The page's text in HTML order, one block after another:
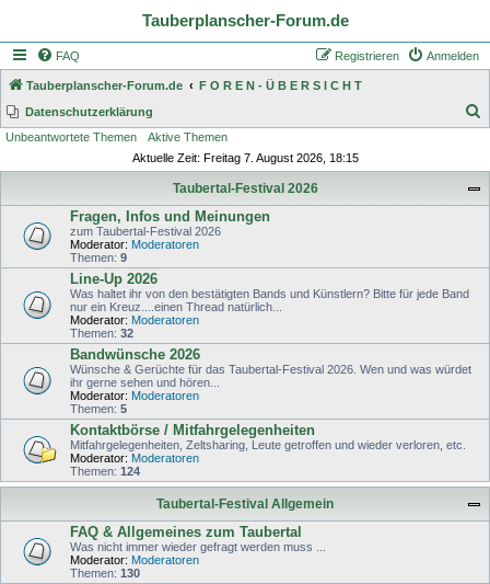
Tauberplanscher-Forum.de
FAQ Anmelden
Registrieren
Tauberplanscher-Forum.de
F O R E N - Ü B E R S I C H T
Datenschutzerklärung
Unbeantwortete Themen
Aktive Themen
Aktuelle Zeit: Freitag 7. August 2026, 18:15
Taubertal-Festival 2026
Fragen, Infos und Meinungen
zum Taubertal-Festival 2026
Moderator: Moderatoren
Themen: 9
Line-Up 2026
Was haltet ihr von den bestätigten Bands und Künstlern? Bitte für jede Band
nur ein Kreuz....einen Thread natürlich...
Moderator: Moderatoren
Themen: 32
Bandwünsche 2026
Wünsche & Gerüchte für das Taubertal-Festival 2026. Wen und was würdet
ihr gerne sehen und hören...
Moderator: Moderatoren
Themen: 5
Kontaktbörse / Mitfahrgelegenheiten
Mitfahrgelegenheiten, Zeltsharing, Leute getroffen und wieder verloren, etc.
Moderator: Moderatoren
Themen: 124
Taubertal-Festival Allgemein
FAQ & Allgemeines zum Taubertal
Was nicht immer wieder gefragt werden muss ...
Moderator: Moderatoren
Themen: 130